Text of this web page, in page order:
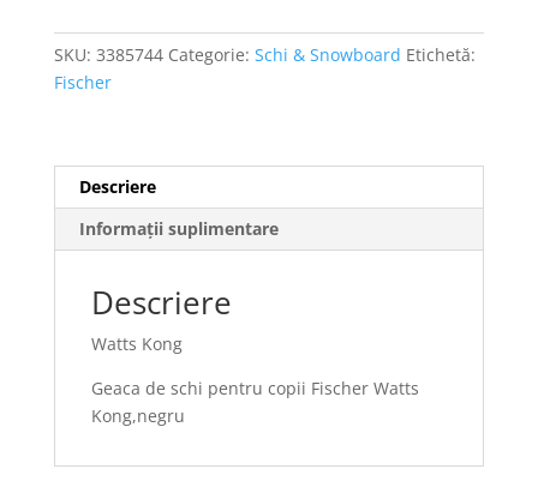
SKU: 3385744 Categorie: Schi & Snowboard Etichetă:
Fischer
Descriere
Informații suplimentare
Descriere
Watts Kong
Geaca de schi pentru copii Fischer Watts
Kong,negru